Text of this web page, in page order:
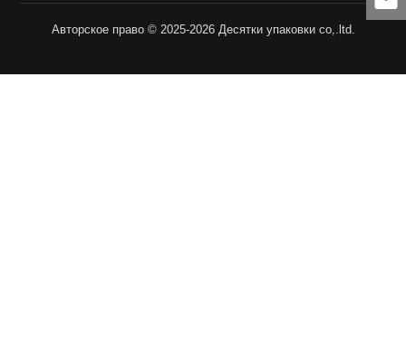
Авторское право © 2025-2026 Десятки упаковки co,.ltd.